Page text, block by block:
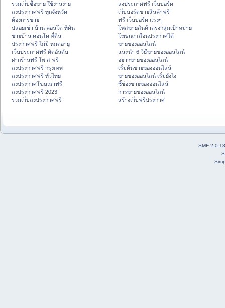
รวมเว็บซื้อขาย ใช้งานง่าย
ลงประกาศฟรี ทุกจังหวัด
ต้องการขาย
ปล่อยเช่า บ้าน คอนโด ที่ดิน
ขายบ้าน คอนโด ที่ดิน
ประกาศฟรี ไม่มี หมดอายุ
เว็บประกาศฟรี ติดอันดับ
ฝากร้านฟรี โพ ส ฟรี
ลงประกาศฟรี กรุงเทพ
ลงประกาศฟรี ทั่วไทย
ลงประกาศโฆษณาฟรี
ลงประกาศฟรี 2023
รวมเว็บลงประกาศฟรี
ลงประกาศฟรี เว็บบอร์ด
เว็บบอร์ดขายสินค้าฟรี
ฟรี เว็บบอร์ด แรงๆ
โพสขายสินค้าตรงกลุ่มเป้าหมาย
โฆษณาเลื่อนประกาศได้
ขายของออนไลน์
แนะนำ 6 วิธีขายของออนไลน์
อยากขายของออนไลน์
เริ่มต้นขายของออนไลน์
ขายของออนไลน์ เริ่มยังไง
ชี้ช่องขายของออนไลน์
การขายของออนไลน์
สร้างเว็บฟรีประกาศ
SMF 2.0.18